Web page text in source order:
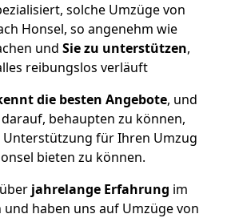
solche Umzüge von
Honsel, so angenehm wie
und Sie zu unterstützen,
reibungslos verläuft
die besten Angebote, und
behaupten zu können,
Unterstützung für Ihren Umzug
bieten zu können.
jahrelange Erfahrung im
haben uns auf Umzüge von